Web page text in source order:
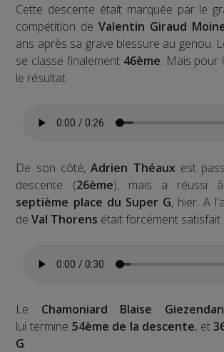
Cette descente était marquée par le
compétition de Valentin Giraud
ans après sa grave blessure au genou.
se classe finalement46ème. Mais pour
le résultat.
De son côté,Adrien Théauxest
descente (26ème), mais a réussi
septième place du Super G, hier. A
deVal Thorens était forcément satisfait
Le Chamoniard Blaise
lui termine 54ème de la descente, et
G.